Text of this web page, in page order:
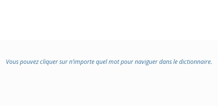
Vous pouvez cliquer sur n’importe quel mot pour naviguer dans le dictionnaire.